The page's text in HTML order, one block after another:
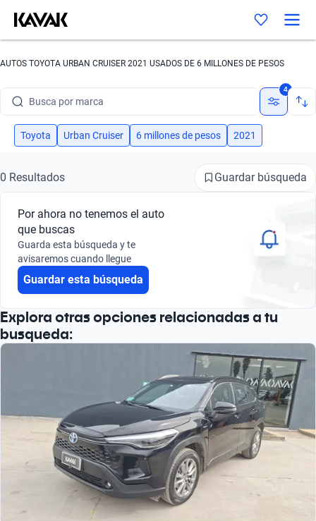
AUTOS TOYOTA URBAN CRUISER 2021 USADOS DE 6 MILLONES DE PESOS
Busca por marca
Busca por modelo
Busca por año
Busca por marca
Busca por modelo
Busca por año
4
Toyota Urban Cruiser 6 millones de pesos 2021
0 Resultados Guardar búsqueda
Por ahora no tenemos el auto
que buscas
Guarda esta búsqueda y te
avisaremos cuando llegue
Guardar esta búsqueda
Explora otras opciones relacionadas a tu
busqueda: